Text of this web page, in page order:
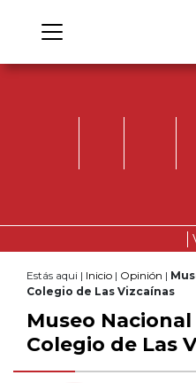
Estás aqui | Inicio | Opinión |
Colegio de Las Vizcaínas
Museo
Colegio de Las